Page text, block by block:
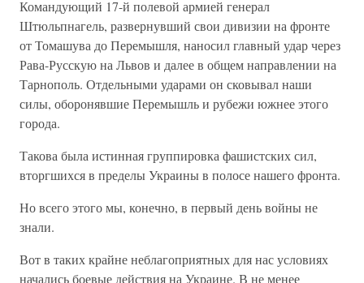
Командующий 17-й полевой армией генерал
Штюльпнагель, развернувший свои дивизии на фронте
от Томашува до Перемышля, наносил главный удар через
Рава-Русскую на Львов и далее в общем направлении на
Тарнополь. Отдельными ударами он сковывал наши
силы, оборонявшие Перемышль и рубежи южнее этого
города.
Такова была истинная группировка фашистских сил,
вторгшихся в пределы Украины в полосе нашего фронта.
Но всего этого мы, конечно, в первый день войны не
знали.
Вот в таких крайне неблагоприятных для нас условиях
начались боевые действия на Украине. В не менее